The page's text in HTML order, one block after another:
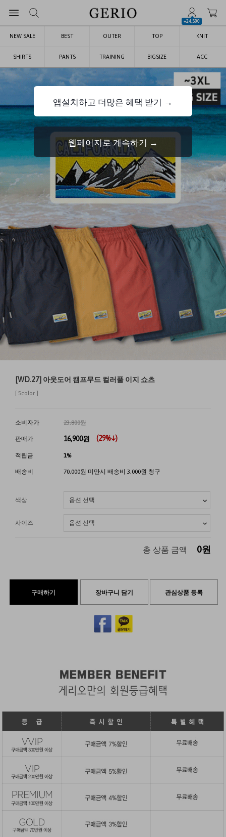
+24,500
NEW SALE BEST OUTER TOP KNIT
SHIRTS PANTS TRAINING BIGSIZE ACC
[WD.27] 아웃도어 캠프무드 컬러풀 이지 쇼츠
[ 5color ]
소비자가 23,800원
판매가 16,900원 (29%↓)
적립금 1%
배송비 70,000원 미만시 배송비 3,000원 청구
색상
사이즈
총 상품 금액 0원
구매하기 장바구니 담기 관심상품 등록
앱설치하고 더많은 혜택 받기 →
웹페이지로 계속하기 →